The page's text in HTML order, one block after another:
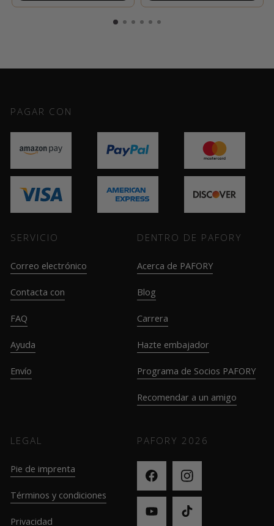
PAGAR CON
SERVICIO
Correo electrónico
Contacta con
FAQ
Ayuda
Envío
DENTRO DE PAFORY
Acerca de PAFORY
Blog
Carrera
Hazte embajador
Programa de Socios PAFORY
Recomendar a un amigo
LEGAL
Pie de imprenta
Términos y condiciones
Privacidad
PAFORY 2026